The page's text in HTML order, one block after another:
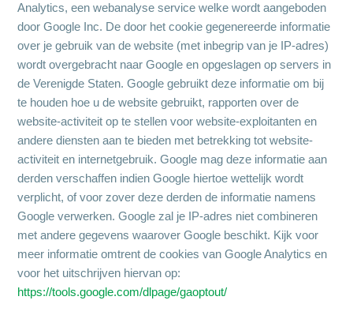
Analytics, een webanalyse service welke wordt aangeboden
door Google Inc. De door het cookie gegenereerde informatie
over je gebruik van de website (met inbegrip van je IP-adres)
wordt overgebracht naar Google en opgeslagen op servers in
de Verenigde Staten. Google gebruikt deze informatie om bij
te houden hoe u de website gebruikt, rapporten over de
website-activiteit op te stellen voor website-exploitanten en
andere diensten aan te bieden met betrekking tot website-
activiteit en internetgebruik. Google mag deze informatie aan
derden verschaffen indien Google hiertoe wettelijk wordt
verplicht, of voor zover deze derden de informatie namens
Google verwerken. Google zal je IP-adres niet combineren
met andere gegevens waarover Google beschikt. Kijk voor
meer informatie omtrent de cookies van Google Analytics en
voor het uitschrijven hiervan op:
https://tools.google.com/dlpage/gaoptout/